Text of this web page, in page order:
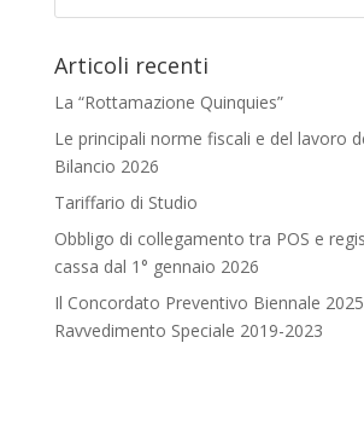
Articoli recenti
La “Rottamazione Quinquies”
Le principali norme fiscali e del lavoro
Bilancio 2026
Tariffario di Studio
Obbligo di collegamento tra POS e
cassa dal 1° gennaio 2026
Il Concordato Preventivo Biennale
Ravvedimento Speciale 2019-2023